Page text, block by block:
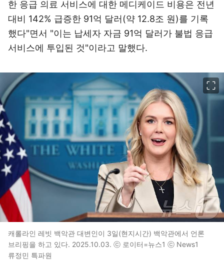
한 응급 의료 서비스에 대한 메디케이드 비용은 전년
대비 142% 급증한 91억 달러(약 12.8조 원)를 기록
했다"면서 "이는 납세자 자금 91억 달러가 불법 응급
서비스에 투입된 것"이라고 말했다.
캐롤라인 레빗 백악관 대변인이 3일(현지시간) 백악관에서 언론
브리핑을 하고 있다. 2025.10.03. ⓒ 로이터=뉴스1 ⓒ News1
류정민 특파원